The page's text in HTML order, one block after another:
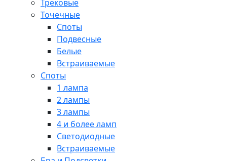
Трековые
Точечные
Споты
Подвесные
Белые
Встраиваемые
Споты
1 лампа
2 лампы
3 лампы
4 и более ламп
Светодиодные
Встраиваемые